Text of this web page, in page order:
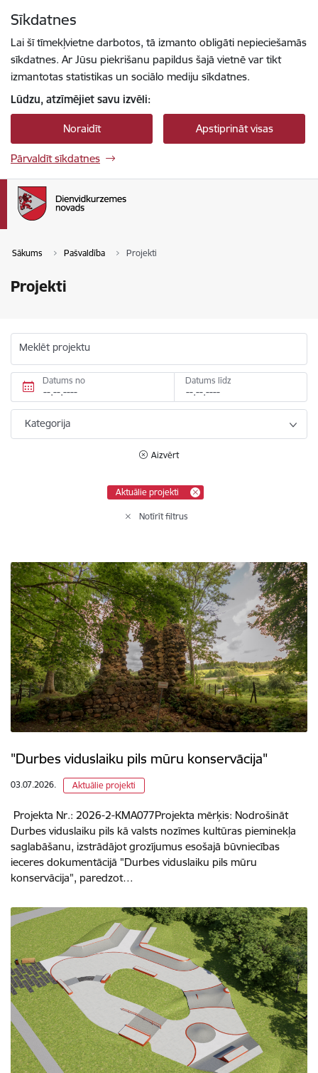
Sīkdatnes
Lai šī tīmekļvietne darbotos, tā izmanto obligāti nepieciešamās
sīkdatnes. Ar Jūsu piekrišanu papildus šajā vietnē var tikt
izmantotas statistikas un sociālo mediju sīkdatnes.
Lūdzu, atzīmējiet savu izvēli:
Noraidīt Apstiprināt visas
Pārvaldīt sīkdatnes
Sākums Pašvaldība Projekti
Projekti
Meklēt projektu
Datums no Datums līdz
Kategorija
Aizvērt
Aktuālie projekti
Notīrīt filtrus
"Durbes viduslaiku pils mūru konservācija"
03.07.2026. Aktuālie projekti
Projekta Nr.: 2026-2-KMA077Projekta mērķis: Nodrošināt
Durbes viduslaiku pils kā valsts nozīmes kultūras pieminekļa
saglabāšanu, izstrādājot grozījumus esošajā būvniecības
ieceres dokumentācijā "Durbes viduslaiku pils mūru
konservācija", paredzot…